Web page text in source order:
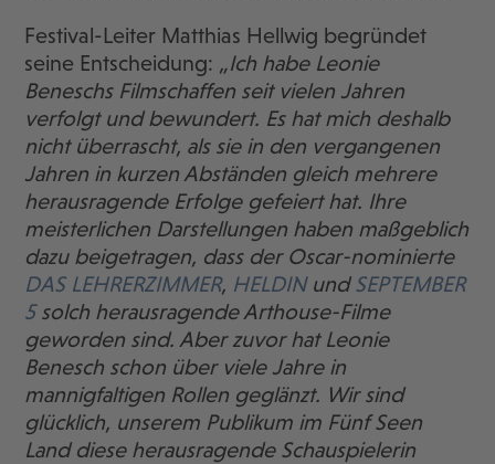
Festival-Leiter Matthias Hellwig begründet
seine Entscheidung: „Ich habe Leonie
Beneschs Filmschaffen seit vielen Jahren
verfolgt und bewundert. Es hat mich deshalb
nicht überrascht, als sie in den vergangenen
Jahren in kurzen Abständen gleich mehrere
herausragende Erfolge gefeiert hat. Ihre
meisterlichen Darstellungen haben maßgeblich
dazu beigetragen, dass der Oscar-nominierte
DAS LEHRERZIMMER, HELDINundSEPTEMBER
5solch herausragende Arthouse-Filme
geworden sind. Aber zuvor hat Leonie
Benesch schon über viele Jahre in
mannigfaltigen Rollen geglänzt. Wir sind
glücklich, unserem Publikum im Fünf Seen
Land diese herausragende Schauspielerin